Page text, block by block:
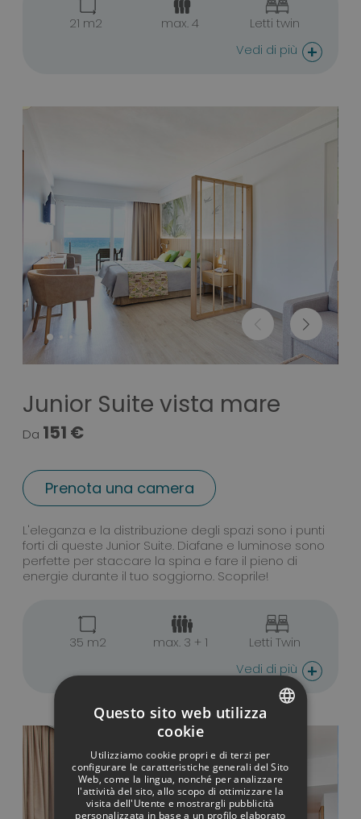
21 m2 max. 4
Letti twin
Vedi di più +
Junior Suite vista mare
Da 151 €
Prenota una cameraJunior Suite vista mare
L'eleganza e la distribuzione degli spazi sono i punti
forti di queste Junior Suite. Diafane e luminose sono
perfette per staccare la spina e fare il pieno di
energie durante il tuo soggiorno. Scoprile!
35 m2 max. 3 + 1
Letti Twin
Vedi di più +
ITALIAN
FRENCH
Questo sito web utilizza
cookie
Utilizziamo cookie propri e di terzi per
configurare le caratteristiche generali del Sito
Web, come la lingua, nonché per analizzare
l'attività del sito, allo scopo di ottimizzare la
visita dell'Utente e mostrargli pubblicità
personalizzata in base a un profilo elaborato